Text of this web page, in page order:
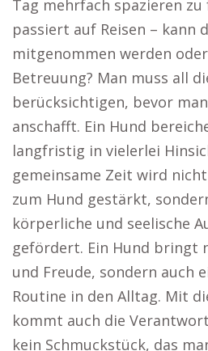
Tag mehrfach spazieren zu
passiert auf Reisen – kann
mitgenommen werden
Betreuung? Man muss all
berücksichtigen, bevor
anschafft. Ein Hund
langfristig in vielerlei
gemeinsame Zeit wird
zum Hund gestärkt,
körperliche und seelische
gefördert. Ein Hund bringt
und Freude, sondern auch
Routine in den Alltag. Mit
kommt auch die
kein Schmuckstück, das